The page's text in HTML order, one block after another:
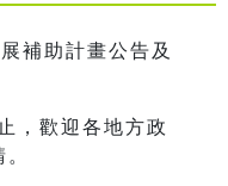
補助計畫公告及
，歡迎各地方政